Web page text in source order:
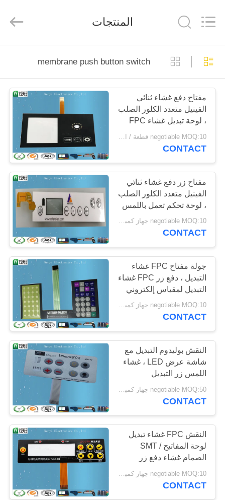
الصفحة
الرئيسية
منتجات
معلومات
جولة
المعمل
مراقبة
الجودة
اتصل
اطلب
اقتباس
خريطة
الموقع
PRIVACY
POLICY
Electronics
Co.,Ltd.
المنتجات
membrane push button switch
مفتاح دفع غشاء ثنائي
الفينيل متعدد الكلور الصلب
، لوحة تبديل غشاء FPC
negotiable MOQ:10 قطعة / الوحدة
CONTACT
مفتاح زر دفع غشاء ثنائي
الفينيل متعدد الكلور الصلب
، لوحة تحكم تعمل باللمس
بغشاء FPC
negotiable MOQ:10 جهاز كمبيوتر شخصى / الكثير
CONTACT
جولة مفتاح FPC غشاء
التبديل ، دفع زر FPC غشاء
التبديل لمقياس إلكتروني
negotiable MOQ:10 جهاز كمبيوتر شخصى / الكثير
CONTACT
النقش بوليدوم التبديل مع
شاشة عرض LED ، غشاء
اللمس زر التبديل
CONTACT
النقش FPC غشاء تبديل
لوحة المفاتيح / SMT
الصمام غشاء دفع زر
التبديل
negotiable MOQ:10 جهاز كمبيوتر شخصى / الكثير
CONTACT